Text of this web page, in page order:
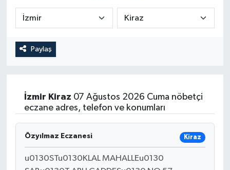
Paylaş
İzmir Kiraz 07 Ağustos 2026 Cuma nöbetçi
eczane adres, telefon ve konumları
Özyılmaz Eczanesi Kiraz
u0130STu0130KLAL MAHALLEu0130